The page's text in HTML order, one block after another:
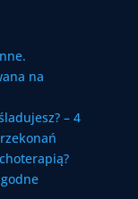
na
– 4